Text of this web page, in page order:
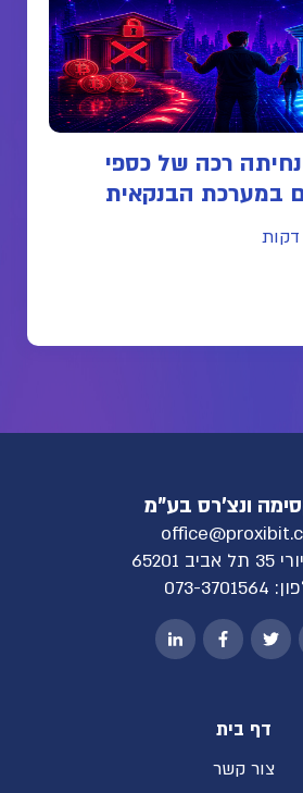
רכה של כספי
במערכת הבנקאית
ונצ'רס בע"מ
65201
073-3701564
דף בית
צור קשר